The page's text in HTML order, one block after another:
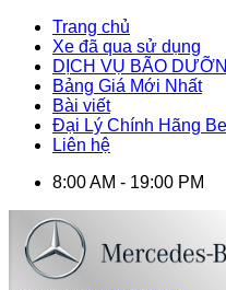
Trang chủ
Xe đã qua sử dụng
DỊCH VỤ BÃO
Bảng Giá Mới Nhất
Bài viết
Đại Lý Chính Hãng
Liên hệ
8:00 AM - 19:00 PM